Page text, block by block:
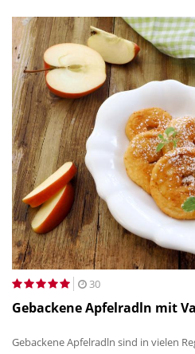
30
Gebackene Apfelradln mit
Gebackene Apfelradln sind in vielen